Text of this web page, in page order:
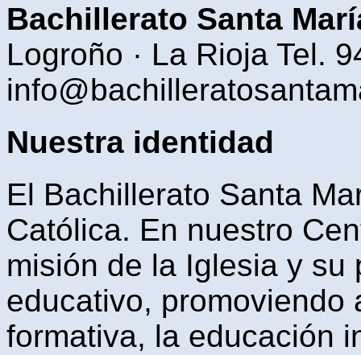
Bachillerato Santa
Logroño · La Rioja Tel.
Nuestra identidad
El Bachillerato Santa
Católica. En nuestro
misión de la Iglesia y su
educativo, promoviendo
formativa, la educación